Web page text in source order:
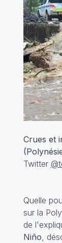
Crues et
Twitter
Quelle
sur la
de
Niño ,